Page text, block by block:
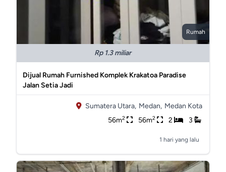
Rumah
Rp 1.3 miliar
Dijual Rumah Furnished Komplek Krakatoa Paradise
Jalan Setia Jadi
Sumatera Utara, Medan, Medan Kota
56m2 56m2 2 3
1 hari yang lalu